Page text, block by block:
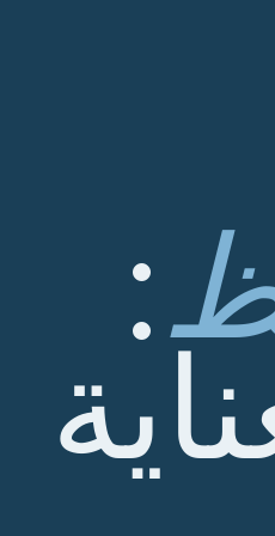
: